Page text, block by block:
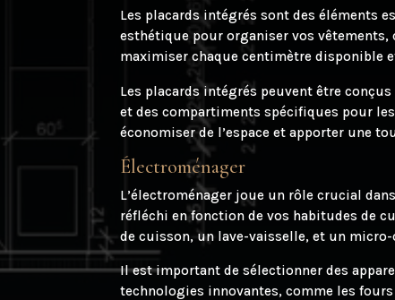
Les placards intégrés sont des éléments
esthétique pour organiser vos
maximiser chaque centimètre disponible
Les placards intégrés peuvent être
et des compartiments spécifiques pour
économiser de l’espace et apporter une
Électroménager
L’électroménager joue un rôle crucial
réfléchi en fonction de vos habitudes de
de cuisson, un lave-vaisselle, et un
Il est important de sélectionner des
technologies innovantes, comme les